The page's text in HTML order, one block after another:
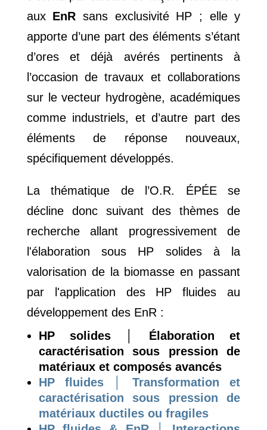
aux EnR sans exclusivité HP ; elle y
apporte d’une part des éléments s’étant
d’ores et déjà avérés pertinents à
l’occasion de travaux et collaborations
sur le vecteur hydrogène, académiques
comme industriels, et d’autre part des
éléments de réponse nouveaux,
spécifiquement développés.
La thématique de l’O.R. ÉPÉE se
décline donc suivant des thèmes de
recherche allant progressivement de
l'élaboration sous HP solides à la
valorisation de la biomasse en passant
par l'application des HP fluides au
développement des EnR :
HP solides │ Élaboration et
caractérisation sous pression de
matériaux et composés avancés
HP fluides │ Transformation et
caractérisation sous pression de
matériaux ductiles ou fragiles